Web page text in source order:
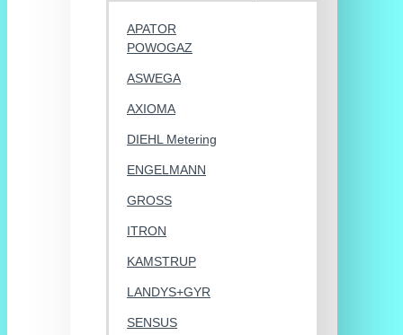
APATOR
POWOGAZ
ASWEGA
AXIOMA
DIEHL Metering
ENGELMANN
GROSS
ITRON
KAMSTRUP
LANDYS+GYR
SENSUS